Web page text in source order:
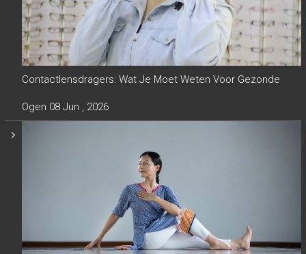
Contactlensdragers: Wat Je Moet Weten Voor Gezonde
Ogen 08 Jun , 2026